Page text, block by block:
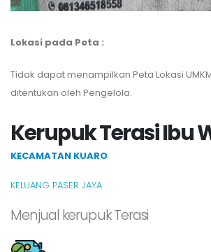
Kerupuk Terasi Ibu
KECAMATAN KUARO
KELUANG PASER JAYA
Menjual kerupuk Terasi
Lokasi pada Peta :
Tidak dapat menampilkan Peta Lokasi
ditentukan oleh Pengelola.